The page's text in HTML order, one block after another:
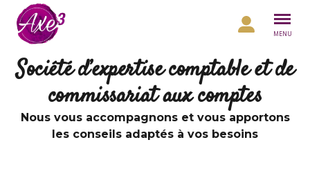
Aller au contenu
MENU
Société d’expertise comptable et de
commissariat aux comptes
Nous vous accompagnons et vous apportons
les conseils adaptés à vos besoins